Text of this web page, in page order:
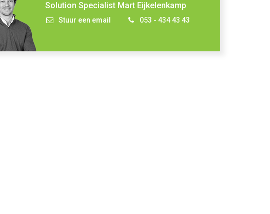
Solution Specialist Mart Eijkelenkamp
Stuur een email 053 - 434 43 43